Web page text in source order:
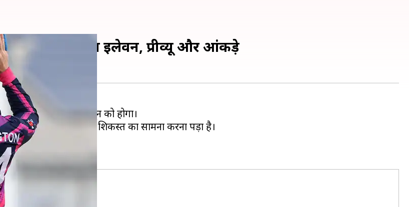
मुकाबले की ड्रीम इलेवन, प्रीव्यू और आंकड़े
क्रिकेट टीम से 9 जून को होगा।
अपने दोनों मैचों में शिकस्त का सामना करना पड़ा है।